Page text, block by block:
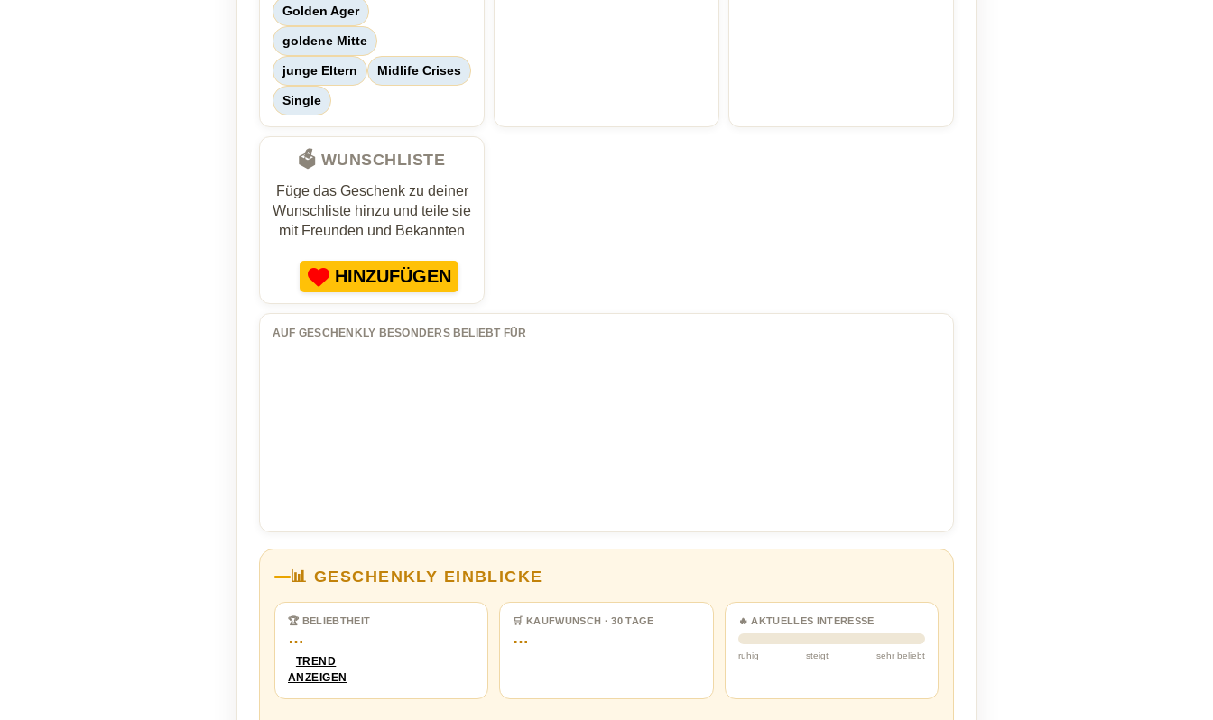
Golden Ager
goldene Mitte
junge Eltern Midlife Crises
Single
🗳️ WUNSCHLISTE
Füge das Geschenk zu deiner
Wunschliste hinzu und teile sie
mit Freunden und Bekannten
HINZUFÜGEN
AUF GESCHENKLY BESONDERS BELIEBT FÜR
📊 GESCHENKLY EINBLICKE
🏆 BELIEBTHEIT
…
TREND
ANZEIGEN
🛒 KAUFWUNSCH · 30 TAGE
…
🔥 AKTUELLES INTERESSE
ruhig steigt sehr beliebt